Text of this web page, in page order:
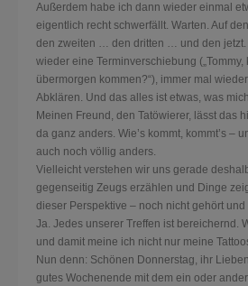
Außerdem habe ich dann wieder einmal
eigentlich recht schwerfällt. Warten. Auf
den zweiten … den dritten … und den jetzt.
wieder eine Terminverschiebung
übermorgen kommen?“), immer mal
Abklären. Und das alles ist etwas, was
Meinen Freund, den Tatöwierer, lässt das
da ganz anders. Wie’s kommt, kommt’s –
auch noch völlig anders.
Vielleicht verstehen wir uns gerade
gegenseitig Zeugs erzählen und Dinge
dieser Perspektive – noch nicht gehört
Ja. Jedes unserer Treffen ist bereichernd.
und damit meine ich nicht nur meine
Nun denn: Schönen Donnerstag, ihr
gutes Wochenende mit dem ein oder